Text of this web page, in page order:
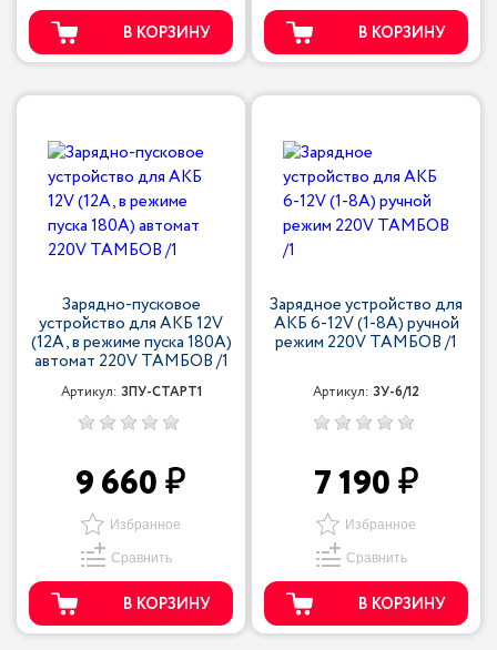
В КОРЗИНУ В КОРЗИНУ
Зарядно-пусковое
устройство для АКБ 12V
(12A, в режиме пуска 180А)
автомат 220V ТАМБОВ /1
Артикул: ЗПУ-СТАРТ1
9 660
Избранное
Сравнить
В КОРЗИНУ
Зарядное устройство для
АКБ 6-12V (1-8A) ручной
режим 220V ТАМБОВ /1
Артикул: ЗУ-6/12
7 190
Избранное
Сравнить
В КОРЗИНУ